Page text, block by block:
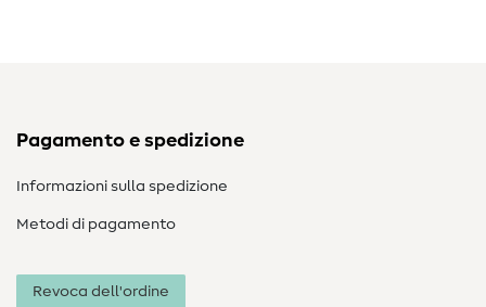
Pagamento e spedizione
Informazioni sulla spedizione
Metodi di pagamento
Revoca dell'ordine